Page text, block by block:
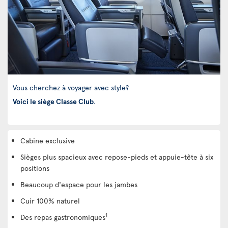
Vous cherchez à voyager avec style?
Voici le siège Classe Club.
Cabine exclusive
Sièges plus spacieux avec repose-pieds et appuie-tête à six
positions
Beaucoup d'espace pour les jambes
Cuir 100% naturel
Des repas gastronomiques1